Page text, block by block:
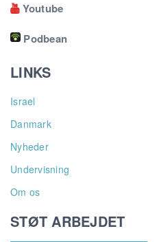
Youtube
Podbean
LINKS
Israel
Danmark
Nyheder
Undervisning
Om os
STØT ARBEJDET